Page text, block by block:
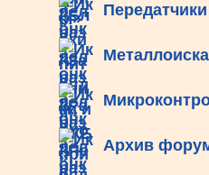
Передатчики
Архив